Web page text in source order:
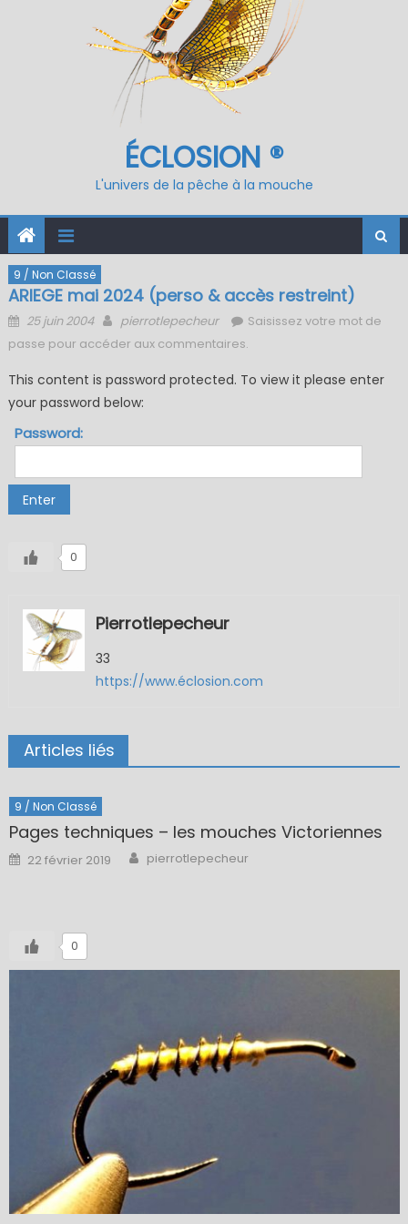
ÉCLOSION ®
L'univers de la pêche à la mouche
9 / Non Classé
ARIEGE mai 2024 (perso & accès restreint)
Posted
on
25 juin 2004 Author
pierrotlepecheur
Saisissez votre mot de
passe pour accéder aux commentaires.
This content is password protected. To view it please enter
your password below:
Password:
0
Pierrotlepecheur
33
https://www.éclosion.com
Articles liés
9 / Non Classé
Pages techniques – les mouches Victoriennes
Posted
on
22 février 2019 Author
pierrotlepecheur
0